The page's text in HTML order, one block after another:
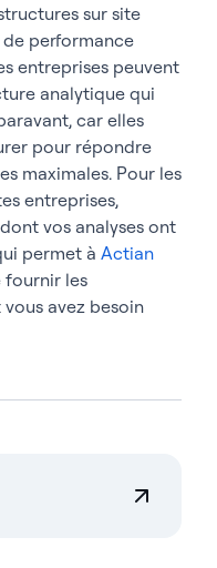
sur site
performance
entreprises peuvent
analytique qui
car elles
pour répondre
maximales. Pour les
entreprises,
vos analyses ont
permet à Actian
fournir les
avez besoin